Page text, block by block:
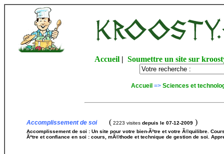
Accueil |Soumettre un site sur
Accueil => Sciences et
Accomplissement de soi( 2223 visites depuis le 07-12-2009 )
Accomplissement de soi : Un site pour votre bien-Ãªtre et votre Ã©quilibre.
Ãªtre et confiance en soi : cours, mÃ©thode et technique de gestion de soi.